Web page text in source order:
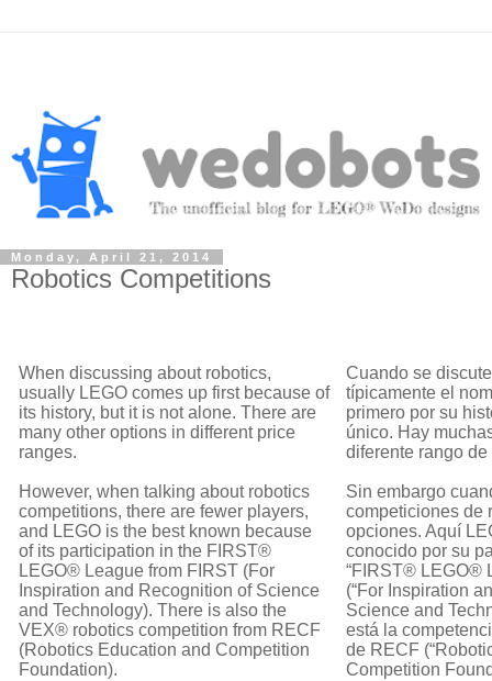
Monday, April 21, 2014
Robotics Competitions
When discussing about robotics,
usually LEGO comes up first because of
its history, but it is not alone. There are
many other options in different price
ranges.
However, when talking about robotics
competitions, there are fewer players,
and LEGO is the best known because
of its participation in the FIRST®
LEGO® League from FIRST (For
Inspiration and Recognition of Science
and Technology). There is also the
VEX® robotics competition from RECF
(Robotics Education and Competition
Foundation).
Cuando se
típicamente el
primero por su
único. Hay
diferente rango de
Sin embargo
competiciones de
opciones. Aquí
conocido por su
“FIRST® LEGO®
(“For Inspiration
Science and
está la
de RECF
Competition